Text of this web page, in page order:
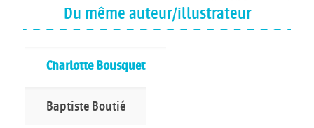
Du même auteur/illustrateur
Charlotte Bousquet
Baptiste Boutié